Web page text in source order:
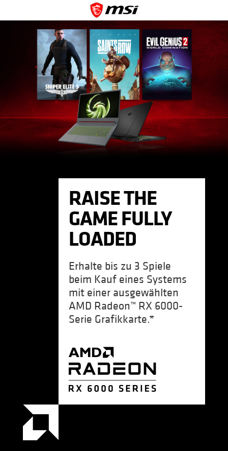
RAISE THE
GAME FULLY
LOADED
Erhalte bis zu 3 Spiele
beim Kauf eines Systems
mit einer ausgewählten
AMD Radeon™ RX 6000-
Serie Grafikkarte.*